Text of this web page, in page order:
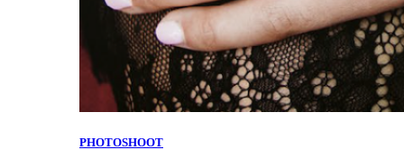
PHOTOSHOOT